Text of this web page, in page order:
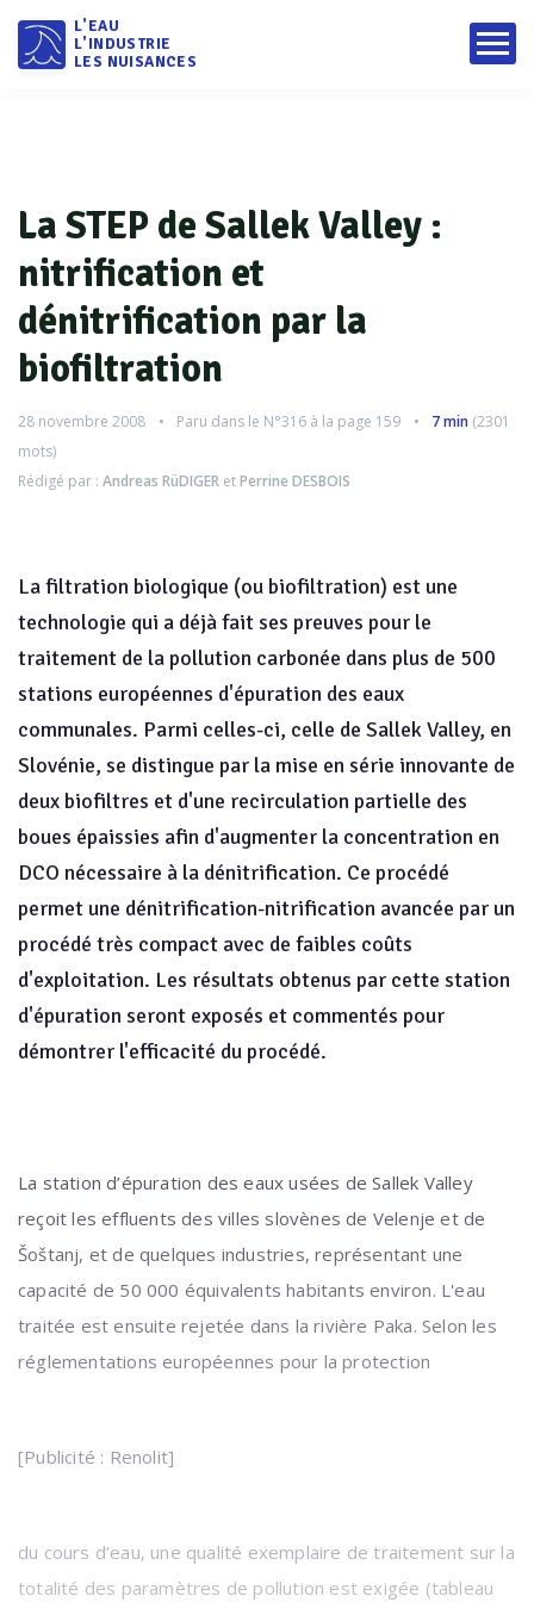
L'EAU
L'INDUSTRIE
LES NUISANCES
La STEP de Sallek Valley :
nitrification et
dénitrification par la
biofiltration
28 novembre 2008 Paru dans le N°316 à la page 159 7 min (2301
mots)
Rédigé par : Andreas RüDIGER etPerrine DESBOIS
La filtration biologique (ou biofiltration) est une
technologie qui a déjà fait ses preuves pour le
traitement de la pollution carbonée dans plus de 500
stations européennes d'épuration des eaux
communales. Parmi celles-ci, celle de Sallek Valley, en
Slovénie, se distingue par la mise en série innovante de
deux biofiltres et d'une recirculation partielle des
boues épaissies afin d'augmenter la concentration en
DCO nécessaire à la dénitrification. Ce procédé
permet une dénitrification-nitrification avancée par un
procédé très compact avec de faibles coûts
d'exploitation. Les résultats obtenus par cette station
d'épuration seront exposés et commentés pour
démontrer l'efficacité du procédé.
La station d’épuration des eaux usées de Sallek Valley
reçoit les effluents des villes slovènes de Velenje et de
Šoštanj, et de quelques industries, représentant une
capacité de 50 000 équivalents habitants environ. L'eau
traitée est ensuite rejetée dans la rivière Paka. Selon les
réglementations européennes pour la protection
[Publicité : Renolit]
du cours d’eau, une qualité exemplaire de traitement sur la
totalité des paramètres de pollution est exigée (tableau